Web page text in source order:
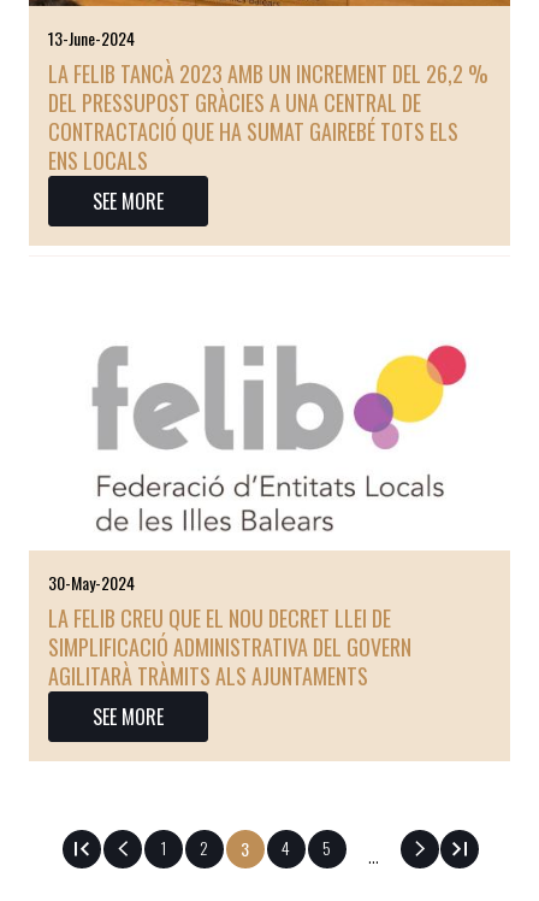
13-June-2024
LA FELIB TANCÀ 2023 AMB UN INCREMENT DEL 26,2 %
DEL PRESSUPOST GRÀCIES A UNA CENTRAL DE
CONTRACTACIÓ QUE HA SUMAT GAIREBÉ TOTS ELS
ENS LOCALS
SEE MORE
30-May-2024
LA FELIB CREU QUE EL NOU DECRET LLEI DE
SIMPLIFICACIÓ ADMINISTRATIVA DEL GOVERN
AGILITARÀ TRÀMITS ALS AJUNTAMENTS
SEE MORE
PAGINATION
Page
1 Page
2 Current
page
3 Page
4 Page
5 …